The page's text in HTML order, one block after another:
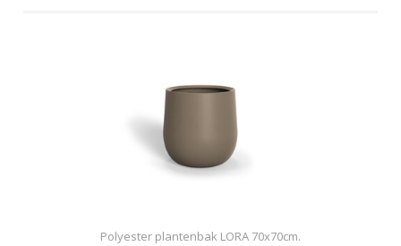
Polyester plantenbak LORA 70x70cm.